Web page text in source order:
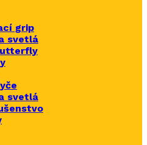
grip
svetlá
y
svetlá